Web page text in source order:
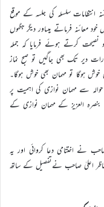
انتظامات سلسلہ کی جلسہ کے موقع
معائنہ فرماتے ہیںاور دیگر جگہوں
کرتے ہوئے فرمایا کہ جملہ
دیر تک بھی جاگیں تو صبح نماز
خوش ہوگا تو مہمان بھی خوش ہوگا۔
سے مہمان نوازی کی اہمیت پر
بنصرہ العزیز کے مہمان نوازی کے
نے اختتامی دعا کروائی اور یہ
اعلیٰ صاحب نےتفصیل کے ساتھ